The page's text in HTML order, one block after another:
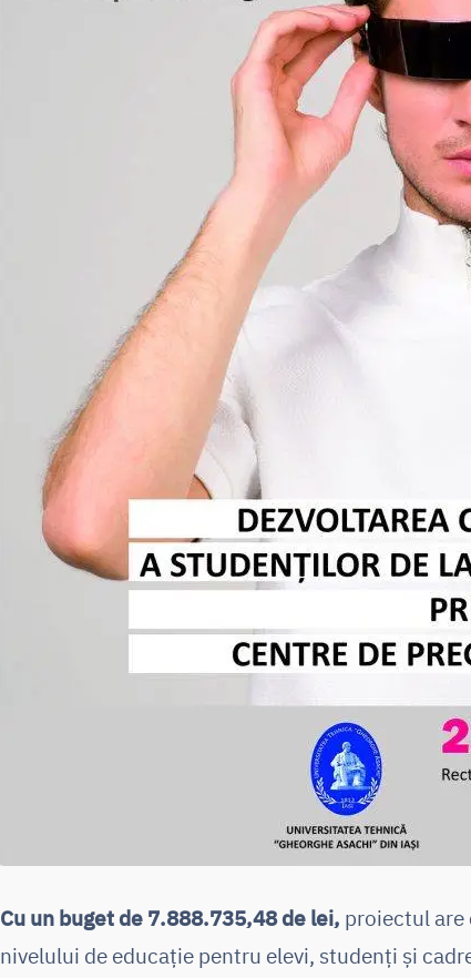
Cu un buget de 7.888.735,48 de lei, proiectul are
nivelului de educație pentru elevi, studenți și